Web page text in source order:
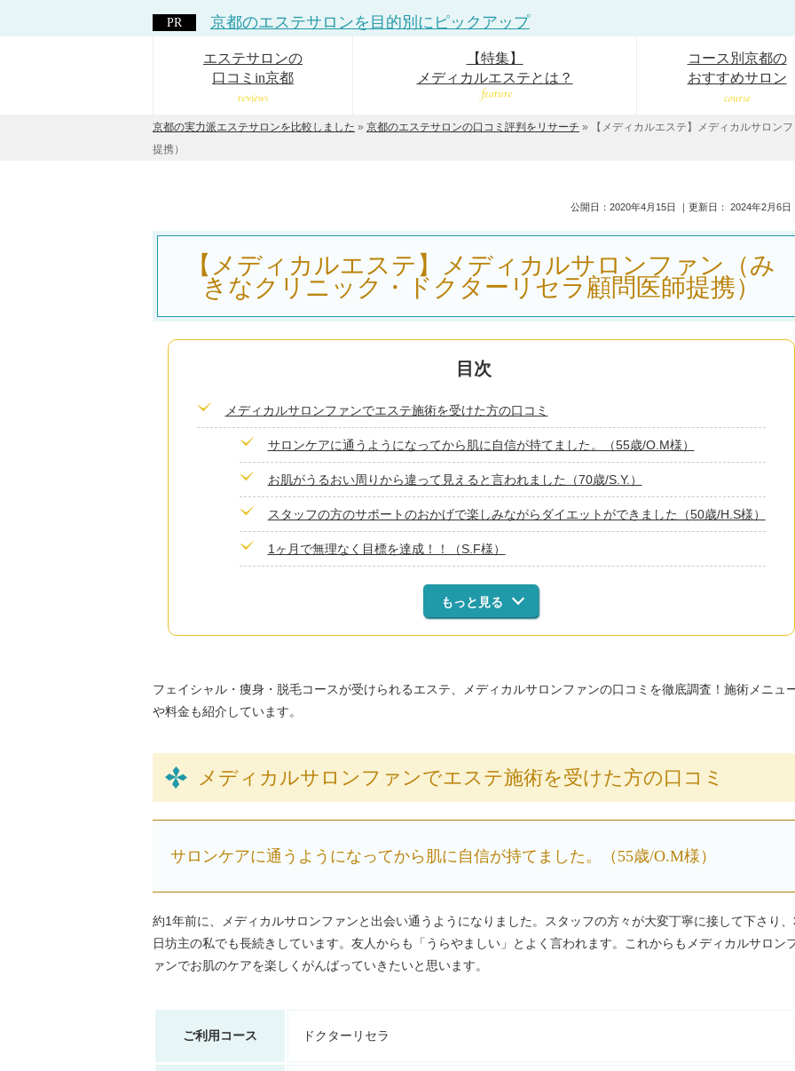
京都のエステサロンを 目的別にピックアップ
エステサロンの
口コミin京都
【特集】
メディカルエステとは？
コース別京都の
おすすめサロン
京都の実力派エステサロンを比較しました » 京都のエステサロンの口コミ評判をリサーチ »
【メディカルエステ】メディカルサロン
提携）
公開日： 2020年4月15日 ｜更新日： 2024年2月6日
【メディカルエステ】メディカルサロンファン（み
きなクリニック・ドクターリセラ顧問医師提携）
メディカルサロンファンでエステ施術を受けた方の口コミ
サロンケアに通うようになってから肌に自信が持てました。（55歳/O.M様）
お肌がうるおい周りから違って見えると言われました（70歳/S.Y.）
スタッフの方のサポートのおかげで楽しみながらダイエットができました（50歳/H.S様）
1ヶ月で無理なく目標を達成！！（S.F様）
もっと見る
フェイシャル・痩身・脱毛コースが受けられるエステ、メディカルサロンファンの口コミを徹底調査！施術メニュ
や料金も紹介しています。
メディカルサロンファンでエステ施術を受けた方の口コミ
サロンケアに通うようになってから肌に自信が持てました。（55歳/O.M様）
約1年前に、メディカルサロンファンと出会い通うようになりました。スタッフの方々が大変丁寧に接して下さり
日坊主の私でも長続きしています。友人からも「うらやましい」とよく言われます。これからもメディカルサロン
ァンでお肌のケアを楽しくがんばっていきたいと思います。
ご利用コース ドクターリセラ